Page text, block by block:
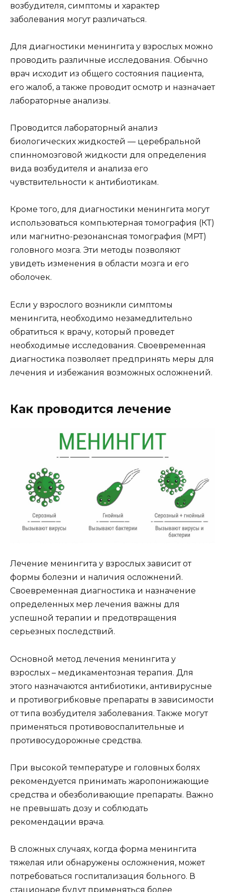
возбудителя, симптомы и характер
заболевания могут различаться.
Для диагностики менингита у взрослых можно
проводить различные исследования. Обычно
врач исходит из общего состояния пациента,
его жалоб, а также проводит осмотр и назначает
лабораторные анализы.
Проводится лабораторный анализ
биологических жидкостей — церебральной
спинномозговой жидкости для определения
вида возбудителя и анализа его
чувствительности к антибиотикам.
Кроме того, для диагностики менингита могут
использоваться компьютерная томография (КТ)
или магнитно-резонансная томография (МРТ)
головного мозга. Эти методы позволяют
увидеть изменения в области мозга и его
оболочек.
Если у взрослого возникли симптомы
менингита, необходимо незамедлительно
обратиться к врачу, который проведет
необходимые исследования. Своевременная
диагностика позволяет предпринять меры для
лечения и избежания возможных осложнений.
Как проводится лечение
Лечение менингита у взрослых зависит от
формы болезни и наличия осложнений.
Своевременная диагностика и назначение
определенных мер лечения важны для
успешной терапии и предотвращения
серьезных последствий.
Основной метод лечения менингита у
взрослых – медикаментозная терапия. Для
этого назначаются антибиотики, антивирусные
и противогрибковые препараты в зависимости
от типа возбудителя заболевания. Также могут
применяться противовоспалительные и
противосудорожные средства.
При высокой температуре и головных болях
рекомендуется принимать жаропонижающие
средства и обезболивающие препараты. Важно
не превышать дозу и соблюдать
рекомендации врача.
В сложных случаях, когда форма менингита
тяжелая или обнаружены осложнения, может
потребоваться госпитализация больного. В
стационаре будут применяться более